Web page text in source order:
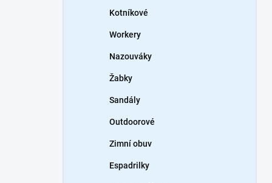
Kotníkové
Workery
Nazouváky
Žabky
Sandály
Outdoorové
Zimní obuv
Espadrilky